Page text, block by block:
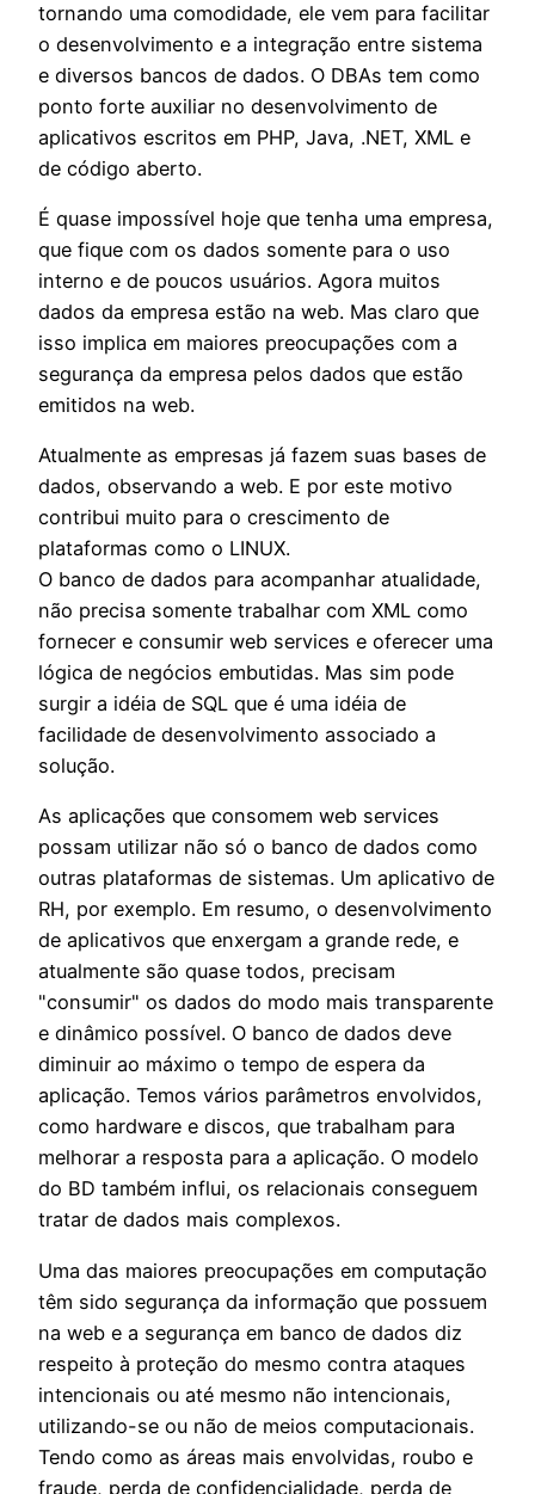
tornando uma comodidade, ele vem para facilitar
o desenvolvimento e a integração entre sistema
e diversos bancos de dados. O DBAs tem como
ponto forte auxiliar no desenvolvimento de
aplicativos escritos em PHP, Java, .NET, XML e
de código aberto.
É quase impossível hoje que tenha uma empresa,
que fique com os dados somente para o uso
interno e de poucos usuários. Agora muitos
dados da empresa estão na web. Mas claro que
isso implica em maiores preocupações com a
segurança da empresa pelos dados que estão
emitidos na web.
Atualmente as empresas já fazem suas bases de
dados, observando a web. E por este motivo
contribui muito para o crescimento de
plataformas como o LINUX.
O banco de dados para acompanhar atualidade,
não precisa somente trabalhar com XML como
fornecer e consumir web services e oferecer uma
lógica de negócios embutidas. Mas sim pode
surgir a idéia de SQL que é uma idéia de
facilidade de desenvolvimento associado a
solução.
As aplicações que consomem web services
possam utilizar não só o banco de dados como
outras plataformas de sistemas. Um aplicativo de
RH, por exemplo. Em resumo, o desenvolvimento
de aplicativos que enxergam a grande rede, e
atualmente são quase todos, precisam
"consumir" os dados do modo mais transparente
e dinâmico possível. O banco de dados deve
diminuir ao máximo o tempo de espera da
aplicação. Temos vários parâmetros envolvidos,
como hardware e discos, que trabalham para
melhorar a resposta para a aplicação. O modelo
do BD também influi, os relacionais conseguem
tratar de dados mais complexos.
Uma das maiores preocupações em computação
têm sido segurança da informação que possuem
na web e a segurança em banco de dados diz
respeito à proteção do mesmo contra ataques
intencionais ou até mesmo não intencionais,
utilizando-se ou não de meios computacionais.
Tendo como as áreas mais envolvidas, roubo e
fraude, perda de confidencialidade, perda de